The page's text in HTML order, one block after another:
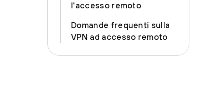
l'accesso remoto
Domande frequenti sulla
VPN ad accesso remoto